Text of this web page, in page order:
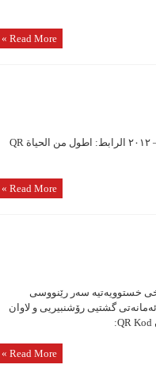
Read More »
اطول من الحیاة شعر: رفیق صابر ترجمة: عبداللە طاهر البرزنجي الطبعة الاولی – ٢٠١٢ الرابط: اطول من الحیاة QR
Read More »
کاردۆخی خستوویەتیە سەر رێنووسی
گشتیی رۆشنبیریی و لاوان
Read More »